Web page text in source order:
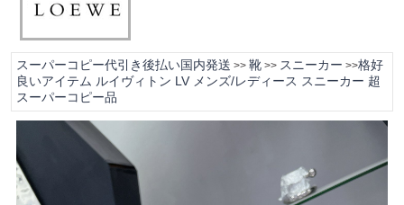
スーパーコピー代引き後払い国内発送 >> 靴>> スニーカー >>格好
良いアイテム ルイヴィトン LV メンズ/レディース スニーカー 超
スーパーコピー品